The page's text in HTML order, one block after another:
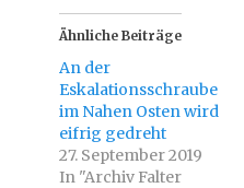
,
u
m
b
e
r
T
i
t
t
e
,
u
m
f
F
a
c
e
b
o
o
Ähnliche Beiträge
An der
Eskalationsschraube
im Nahen Osten wird
eifrig gedreht
27. September 2019
In "Archiv Falter